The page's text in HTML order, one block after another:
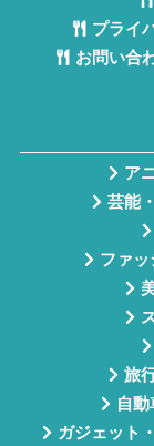
プライ
お問い合
ア
芸能
ファッ
旅
自
ガジェット